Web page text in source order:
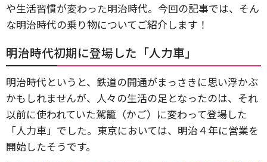
や生活習慣が変わった明治時代。今回の記事では、そん
な明治時代の乗り物についてご紹介します！
明治時代初期に登場した「人力車」
明治時代というと、鉄道の開通がまっさきに思い浮かぶ
かもしれませんが、人々の生活の足となったのは、それ
以前に使われていた駕籠（かご）に変わって登場した
「人力車」でした。東京においては、明治４年に営業を
開始したそうです。